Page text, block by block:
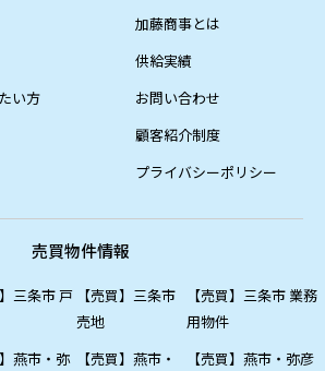
い方
加藤商事とは
供給実績
お問い合わせ
顧客紹介制度
プライバシーポリシー
売買物件情報
】三条市 戸
】燕市・弥
【売買】三条市
売地
【売買】燕市・
【売買】三条市 業務
用物件
【売買】燕市・弥彦